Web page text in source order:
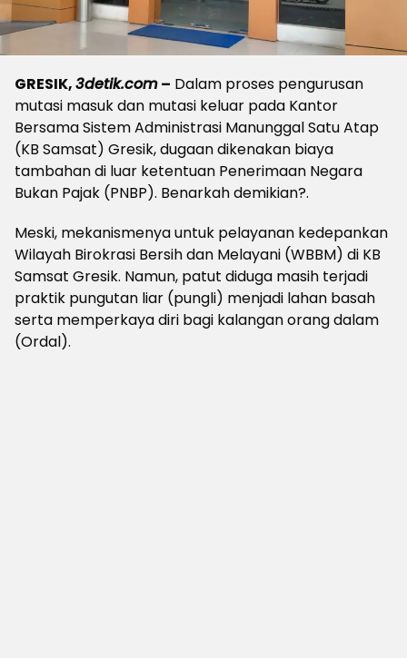
GRESIK,3detik.com– Dalam proses pengurusan
mutasi masuk dan mutasi keluar pada Kantor
Bersama Sistem Administrasi Manunggal Satu Atap
(KB Samsat) Gresik, dugaan dikenakan biaya
tambahan di luar ketentuan Penerimaan Negara
Bukan Pajak (PNBP). Benarkah demikian?.
Meski, mekanismenya untuk pelayanan kedepankan
Wilayah Birokrasi Bersih dan Melayani (WBBM) di KB
Samsat Gresik. Namun, patut diduga masih terjadi
praktik pungutan liar (pungli) menjadi lahan basah
serta memperkaya diri bagi kalangan orang dalam
(Ordal).